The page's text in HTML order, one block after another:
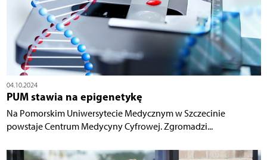
04.10.2024
PUM stawia na epigenetykę
Na Pomorskim Uniwersytecie Medycznym w Szczecinie
powstaje Centrum Medycyny Cyfrowej. Zgromadzi...